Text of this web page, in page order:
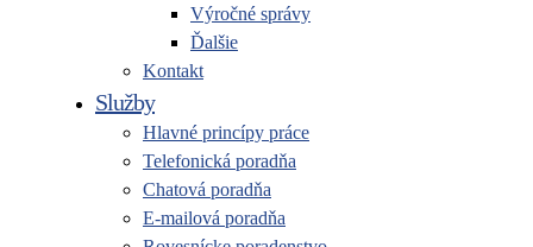
Výročné správy
Ďalšie
Kontakt
Služby
Hlavné princípy práce
Telefonická poradňa
Chatová poradňa
E-mailová poradňa